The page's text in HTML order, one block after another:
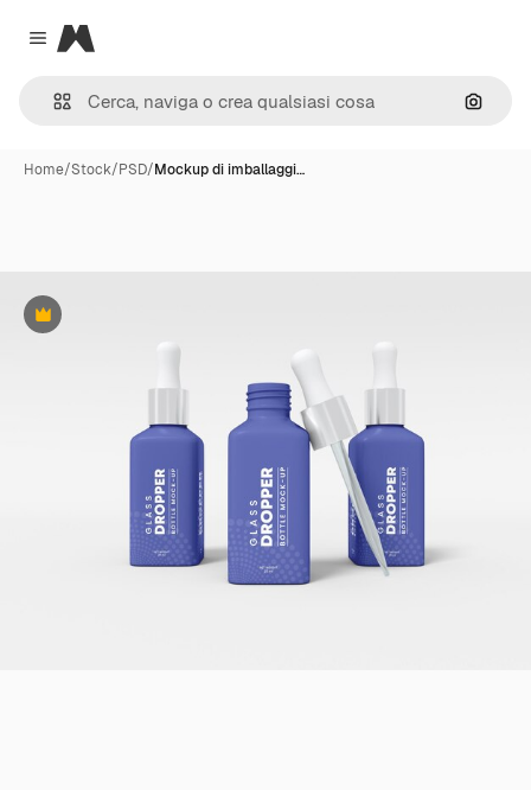
Close menu
Magnific
Cerca
Home/Stock/PSD/Mockup di imballaggi…
Premium